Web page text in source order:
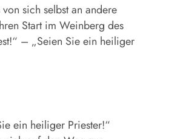
sich selbst an andere
Start im Weinberg des
– „Seien Sie ein heiliger
ein heiliger Priester!“